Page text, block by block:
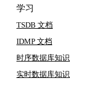
学习
TSDB 文档
IDMP 文档
时序数据库知识
实时数据库知识